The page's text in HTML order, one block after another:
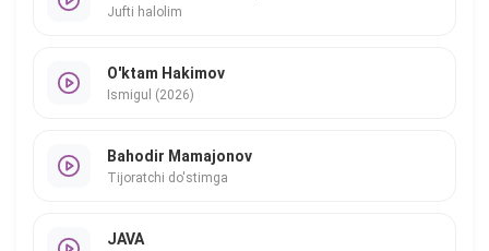
Jufti halolim
O'ktam Hakimov
Ismigul (2026)
Bahodir Mamajonov
Tijoratchi do'stimga
JAVA